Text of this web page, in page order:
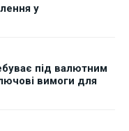
у
під валютним
вимоги для